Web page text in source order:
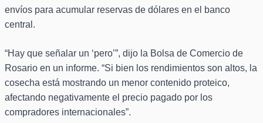
envíos para acumular reservas de dólares en el banco
central.
“Hay que señalar un ‘pero’”, dijo la Bolsa de Comercio de
Rosario en un informe. “Si bien los rendimientos son altos, la
cosecha está mostrando un menor contenido proteico,
afectando negativamente el precio pagado por los
compradores internacionales”.